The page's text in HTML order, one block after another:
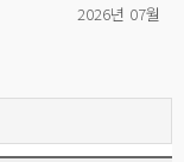
2026년 07월